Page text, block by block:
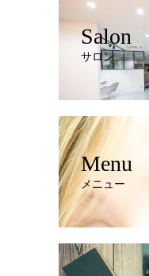
Salon
サロン
Menu
メニュー